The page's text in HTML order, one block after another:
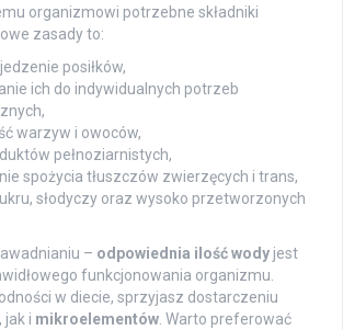
organizmowi potrzebne składniki
zasady to:
posiłków,
ich do indywidualnych potrzeb
warzyw i owoców,
pełnoziarnistych,
spożycia tłuszczów zwierzęcych i trans,
słodyczy oraz wysoko przetworzonych
– odpowiednia ilość wody jest
funkcjonowania organizmu.
w diecie, sprzyjasz dostarczeniu
, jak i mikroelementów . Warto preferować